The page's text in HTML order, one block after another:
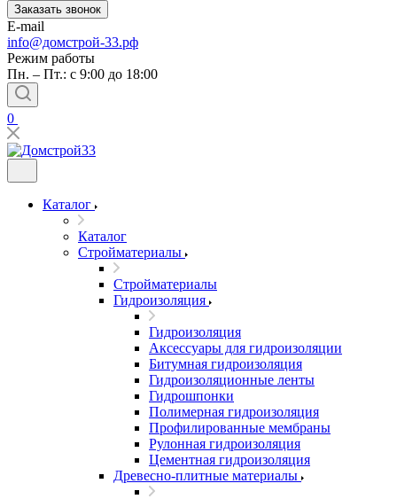
Заказать звонок
E-mail
info@домстрой-33.рф
Режим работы
Пн. – Пт.: с 9:00 до 18:00
0
Каталог
Каталог
Стройматериалы
Стройматериалы
Гидроизоляция
Гидроизоляция
Аксессуары для гидроизоляции
Битумная гидроизоляция
Гидроизоляционные ленты
Гидрошпонки
Полимерная гидроизоляция
Профилированные мембраны
Рулонная гидроизоляция
Цементная гидроизоляция
Древесно-плитные материалы